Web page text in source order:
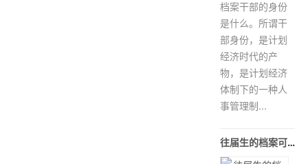
档案干部的身份
是什么。所谓干
部身份，是计划
经济时代的产
物，是计划经济
体制下的一种人
事管理制...
往届生的档案可以在哪里查询到吗